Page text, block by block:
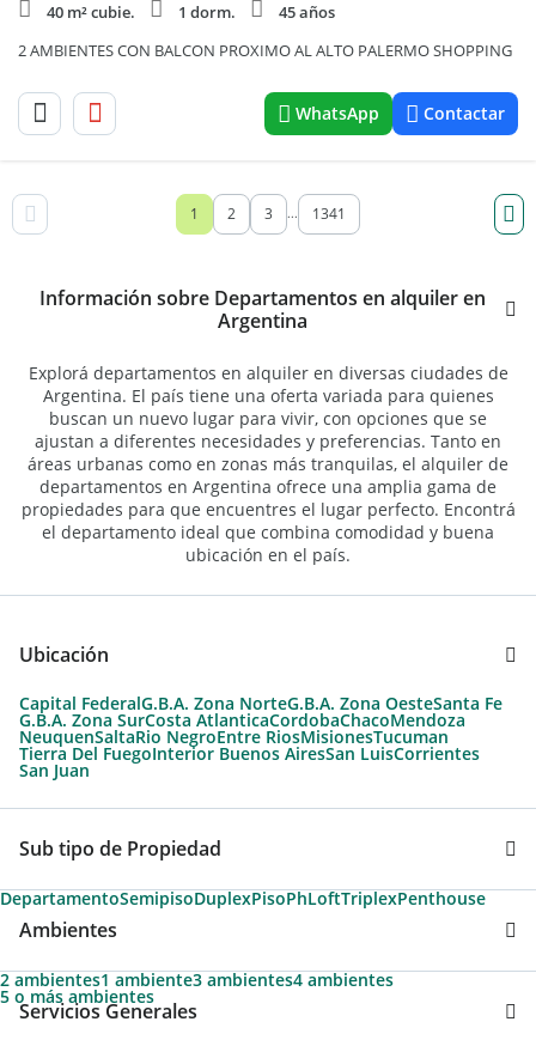
40 m² cubie.
1 dorm.
45 años
2 AMBIENTES CON BALCON PROXIMO AL ALTO PALERMO SHOPPING
WhatsApp Contactar
1 2 3 ... 1341
Información sobre Departamentos en alquiler en
Argentina
Explorá departamentos en alquiler en diversas ciudades de
Argentina. El país tiene una oferta variada para quienes
buscan un nuevo lugar para vivir, con opciones que se
ajustan a diferentes necesidades y preferencias. Tanto en
áreas urbanas como en zonas más tranquilas, el alquiler de
departamentos en Argentina ofrece una amplia gama de
propiedades para que encuentres el lugar perfecto. Encontrá
el departamento ideal que combina comodidad y buena
ubicación en el país.
Ubicación
Capital FederalG.B.A. Zona NorteG.B.A. Zona OesteSanta Fe
G.B.A. Zona SurCosta AtlanticaCordobaChacoMendoza
NeuquenSaltaRio NegroEntre RiosMisionesTucuman
Tierra Del FuegoInterior Buenos AiresSan LuisCorrientes
San Juan
Sub tipo de Propiedad
DepartamentoSemipisoDuplexPisoPhLoftTriplexPenthouse
Ambientes
2 ambientes1 ambiente3 ambientes4 ambientes
5 o más ambientes
Servicios Generales